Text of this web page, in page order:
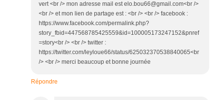
vert <br /> mon adresse mail est elo.bou66@gmail.com<br />
<br /> et mon lien de partage est : <br /> <br /> facebook :
https://www.facebook.com/permalink.php?
story_fbid=447568785425559&id=100005173247152&pnref
=story<br /> <br /> twitter :
https://twitter.com/leyloue66/status/625032370538840065<br
/> <br /> merci beaucoup et bonne journée
Répondre